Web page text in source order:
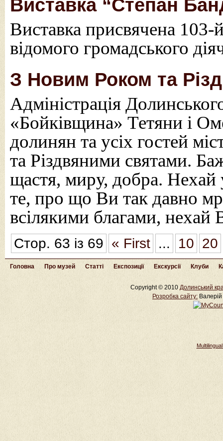
Виставка “Степан
Виставка присвячена 103-
відомого громадського
З Новим Роком та
Адміністрація
«Бойківщина» Тетяни і
долинян та усіх гостей
та Різдвяними святами.
щастя, миру, добра. Нехай
те, про що Ви так давно
всілякими благами,
Стор. 63 із 69 « First ... 10 20
Головна Про музей Статті Експозиції Екскурсії Клуби
Copyright © 2010 Долинський
Розробка cайту: